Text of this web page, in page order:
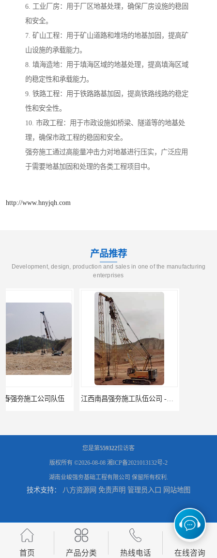
6. 工业厂房：用于厂区地基处理，确保厂房设施的稳固
和安全。
7. 矿山工程：用于矿山道路和堆场的地基加固，提高矿
山设施的承载能力。
8. 填海造地：用于填海区域的地基处理，提高填海区域
的稳定性和承载能力。
9. 铁路工程：用于铁路路基加固，提高铁路线路的稳定
性和安全性。
10. 市政工程：用于市政设施如桥梁、隧道等的地基处
理，确保市政工程的稳固和安全。
强夯施工通过高能量冲击力对地基进行压实，广泛应用
于需要地基加固和处理的各类工程项目中。
http://www.hnyjqh.com
产品推荐
Development, design, production and sales in one of the manufacturing
enterprises
江西南昌强夯施工队伍公司 -湖南业峻强夯基础工程
湖南强夯施工公司 湖南怀化强夯施工队伍公司厂房地基强夯施工
您是第559322位访客
版权所有 ©2026-08-08 湘ICP备2021013132号-2
湖南业峻强夯基础工程有限公司 保留所有权利.
技术支持： 八方资源网 免责声明 管理员入口 网站地图
首页 产品分类 热线电话 在线咨询